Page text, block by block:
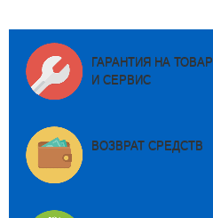
ГАРАНТИЯ НА ТОВАР
И СЕРВИС
ВОЗВРАТ СРЕДСТВ